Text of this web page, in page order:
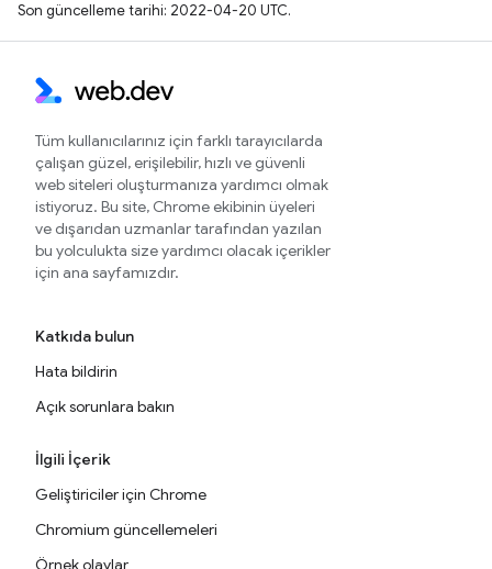
Son güncelleme tarihi: 2022-04-20 UTC.
Tüm kullanıcılarınız için farklı tarayıcılarda
çalışan güzel, erişilebilir, hızlı ve güvenli
web siteleri oluşturmanıza yardımcı olmak
istiyoruz. Bu site, Chrome ekibinin üyeleri
ve dışarıdan uzmanlar tarafından yazılan
bu yolculukta size yardımcı olacak içerikler
için ana sayfamızdır.
Katkıda bulun
Hata bildirin
Açık sorunlara bakın
İlgili İçerik
Geliştiriciler için Chrome
Chromium güncellemeleri
Örnek olaylar